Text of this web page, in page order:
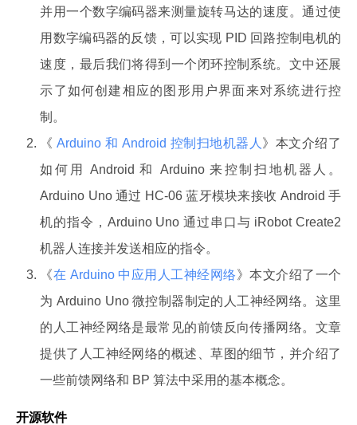
并用一个数字编码器来测量旋转马达的速度。通过使
用数字编码器的反馈，可以实现 PID 回路控制电机的
速度，最后我们将得到一个闭环控制系统。文中还展
示了如何创建相应的图形用户界面来对系统进行控
制。
《 Arduino 和 Android 控制扫地机器人 》本文介绍了
如何用 Android 和 Arduino 来控制扫地机器人。
Arduino Uno 通过 HC-06 蓝牙模块来接收 Android 手
机的指令，Arduino Uno 通过串口与 iRobot Create2
机器人连接并发送相应的指令。
《在 Arduino 中应用人工神经网络》本文介绍了一个
为 Arduino Uno 微控制器制定的人工神经网络。这里
的人工神经网络是最常见的前馈反向传播网络。文章
提供了人工神经网络的概述、草图的细节，并介绍了
一些前馈网络和 BP 算法中采用的基本概念。
开源软件